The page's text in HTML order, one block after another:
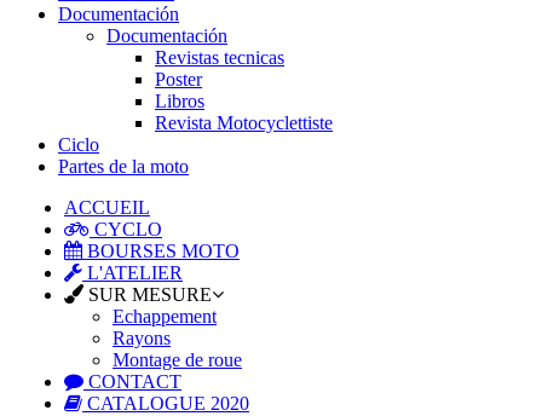
Documentación
Documentación
Revistas tecnicas
Poster
Libros
Revista Motocyclettiste
Ciclo
Partes de la moto
ACCUEIL
CYCLO
BOURSES MOTO
L'ATELIER
SUR MESURE
Echappement
Rayons
Montage de roue
CONTACT
CATALOGUE 2020